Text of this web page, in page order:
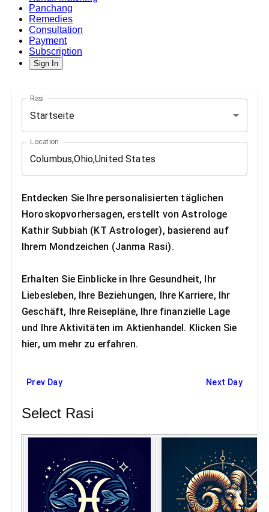
Panchang
Remedies
Consultation
Payment
Subscription
Sign In
Rasi
Startseite
Location
Entdecken Sie Ihre personalisierten täglichen
Horoskopvorhersagen, erstellt von Astrologe
Kathir Subbiah (KT Astrologer), basierend auf
Ihrem Mondzeichen (Janma Rasi).
Erhalten Sie Einblicke in Ihre Gesundheit, Ihr
Liebesleben, Ihre Beziehungen, Ihre Karriere, Ihr
Geschäft, Ihre Reisepläne, Ihre finanzielle Lage
und Ihre Aktivitäten im Aktienhandel. Klicken Sie
hier, um mehr zu erfahren.
Prev Day Next Day
Select Rasi